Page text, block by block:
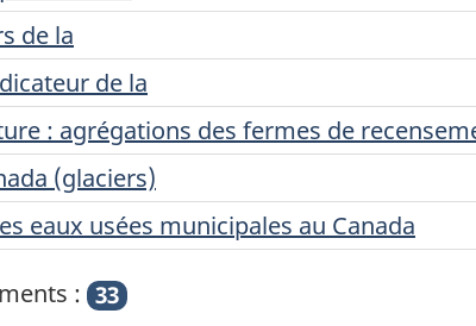
de la
de la
: agrégations des fermes de
(glaciers)
eaux usées municipales au Canada
: 33